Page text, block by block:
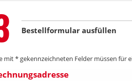
Bestellformular ausfüllen
mit * gekennzeichneten Felder müssen für